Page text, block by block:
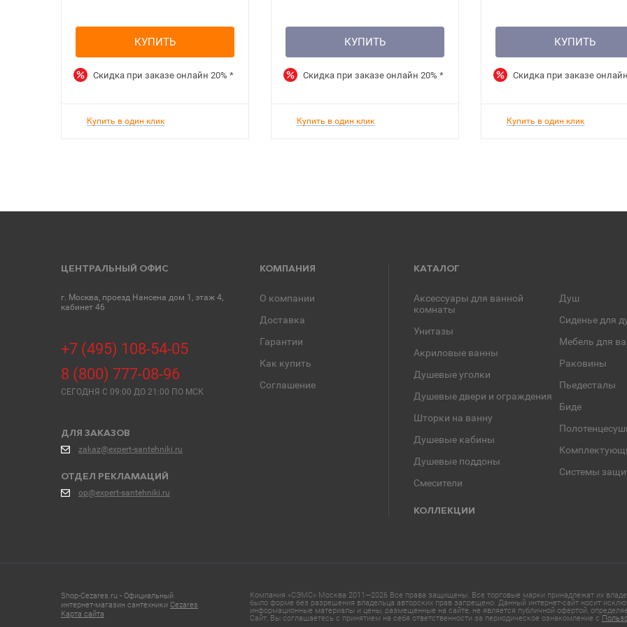
КУПИТЬ
Скидка при заказе онлайн 20% *
Купить в один клик
КУПИТЬ
Скидка при заказе онлайн 20% *
Купить в один клик
КУПИТЬ
Скидка при заказе онлайн
Купить в один клик
ЦЕНТРАЛЬНЫЙ ОФИС
г. Москва, проезд Нансена дом 1, этаж 4,
кабинет 46
+7 (495) 108-54-05
8 (800) 777-08-96
СЕГОДНЯ C 09:00 ДО 21:00 ПО МСК
ДЛЯ ЗАКАЗОВ
zakaz@expert-santehniki.ru
ОТДЕЛ РЕКЛАМАЦИЙ
op@expert-santehniki.ru
КОМПАНИЯ
О компании
Доставка
Гарантии
Как купить
Соглашение
КАТАЛОГ
Аксессуары для ванной
комнаты
Унитазы
Акриловые ванны
Душевые уголки
Душевые двери и ограждения
Шторки на ванну
Душевые кабины
Душевые поддоны
Смесители
Душ
Сиденье для
Мебель для
Раковины
Пьедесталы
Биде
Системы
КОЛЛЕКЦИИ
Shop-Cezares.ru - Официальный
интернет-магазин сантехники Cezares
Карта сайта
Компания «СЭМС» Москва 2011—2026 Все права защищены. Все торговые марки принадлежат их
было форме без разрешения владельца авторских прав запрещено. Данный интернет-сайт носит
информационные материалы и цены, размещенные на сайте, не является публичной офертой,
Сайт, Вы соглашаетесь с принятием на себя ответственности за периодическое ознакомление с